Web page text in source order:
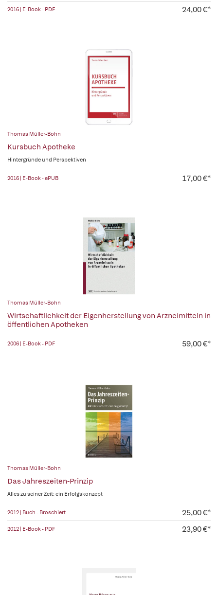
2016 | E-Book - PDF 24,00 €*
Thomas Müller-Bohn
Kursbuch Apotheke
Hintergründe und Perspektiven
2016 | E-Book - ePUB 17,00 €*
Thomas Müller-Bohn
Wirtschaftlichkeit der Eigenherstellung von Arzneimitteln in
öffentlichen Apotheken
2006 | E-Book - PDF 59,00 €*
Thomas Müller-Bohn
Das Jahreszeiten-Prinzip
Alles zu seiner Zeit: ein Erfolgskonzept
2012 | Buch - Broschiert 25,00 €*
2012 | E-Book - PDF 23,90 €*